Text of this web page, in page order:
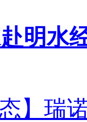
明水
】瑞